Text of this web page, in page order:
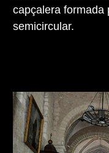
capçalera formada
semicircular.